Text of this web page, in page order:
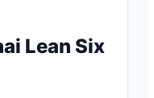
Lean Six